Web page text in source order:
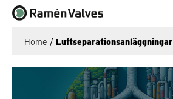
Home / Luftseparationsanläggningar